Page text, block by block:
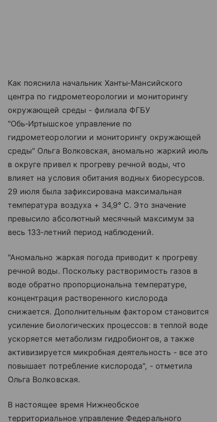
Как пояснила начальник Ханты‑Мансийского
центра по гидрометеорологии и мониторингу
окружающей среды - филиала ФГБУ
"Обь‑Иртышское управление по
гидрометеорологии и мониторингу окружающей
среды" Ольга Волковская, аномально жаркий июль
в округе привел к прогреву речной воды, что
влияет на условия обитания водных биоресурсов.
29 июля была зафиксирована максимальная
температура воздуха + 34,9° C. Это значение
превысило абсолютный месячный максимум за
весь 133‑летний период наблюдений.
"Аномально жаркая погода приводит к прогреву
речной воды. Поскольку растворимость газов в
воде обратно пропорциональна температуре,
концентрация растворенного кислорода
снижается. Дополнительным фактором становится
усиление биологических процессов: в теплой воде
ускоряется метаболизм гидробионтов, а также
активизируется микробная деятельность - все это
повышает потребление кислорода", - отметила
Ольга Волковская.
В настоящее время Нижнеобское
территориальное управление Федерального